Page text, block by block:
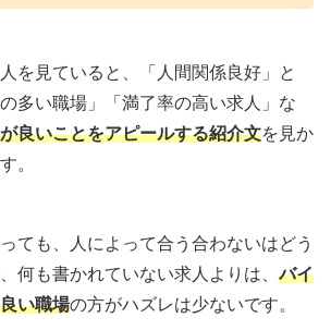
を見ていると、「人間関係良好」と
多い職場」「満了率の高い求人」な
良いことをアピールする紹介文を見か
。
ても、人によって合う合わないはどう
何も書かれていない求人よりは、バイ
い職場の方がハズレは少ないです。